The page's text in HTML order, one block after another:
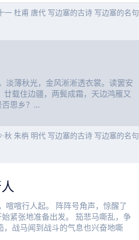
一 杜甫 唐代 写边塞的古诗 写边塞的名句
淡薄秋光，金风淅淅透衣裳。读罢安
廿载住边疆，两鬓成霜，天边鸿雁又
思乡？...
秋 朱栴 明代 写边塞的古诗 写边塞的名句
喧喧行人起。 阵阵号角声，惊醒了
紧张地准备出发。 笳悲马嘶乱，争
，战马闻到战斗的气息也兴奋地嘶